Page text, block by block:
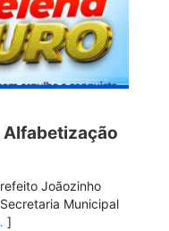
Alfabetização
Joãozinho
Municipal
]